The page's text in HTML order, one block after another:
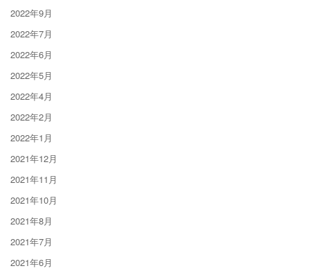
2022年9月
2022年7月
2022年6月
2022年5月
2022年4月
2022年2月
2022年1月
2021年12月
2021年11月
2021年10月
2021年8月
2021年7月
2021年6月